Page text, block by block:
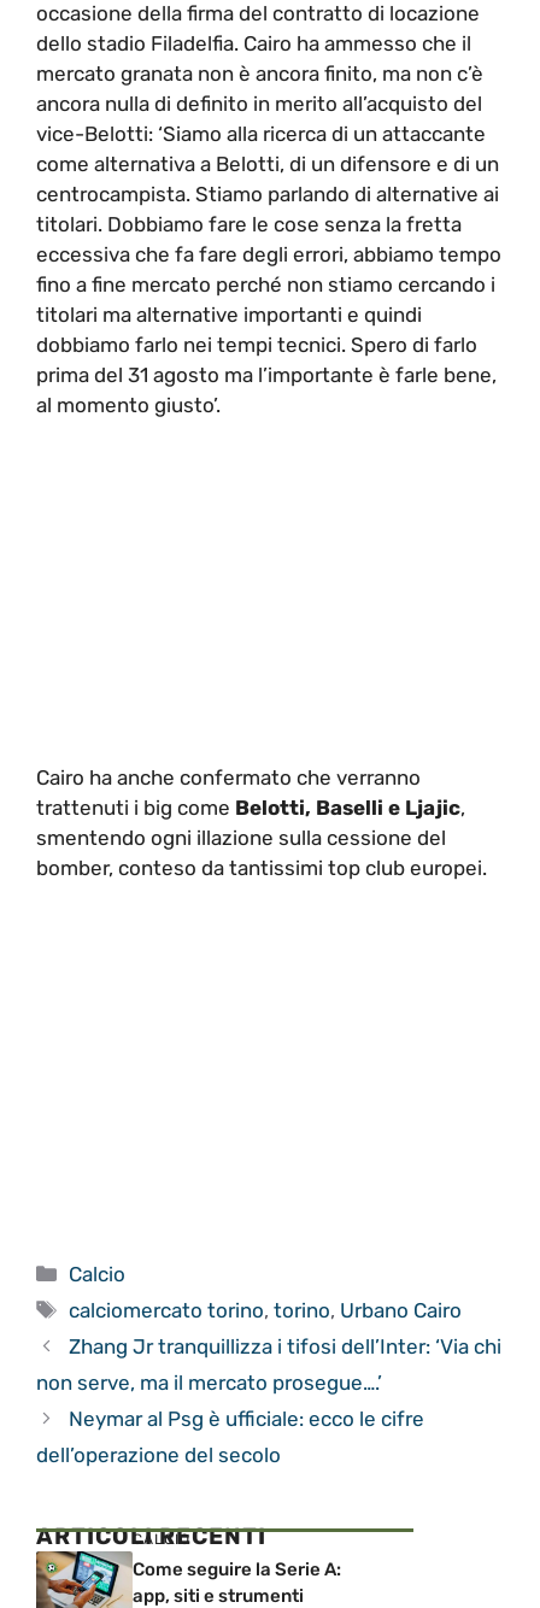
occasione della firma del contratto di locazione
dello stadio Filadelfia. Cairo ha ammesso che il
mercato granata non è ancora finito, ma non c’è
ancora nulla di definito in merito all’acquisto del
vice-Belotti: ‘Siamo alla ricerca di un attaccante
come alternativa a Belotti, di un difensore e di un
centrocampista. Stiamo parlando di alternative ai
titolari. Dobbiamo fare le cose senza la fretta
eccessiva che fa fare degli errori, abbiamo tempo
fino a fine mercato perché non stiamo cercando i
titolari ma alternative importanti e quindi
dobbiamo farlo nei tempi tecnici. Spero di farlo
prima del 31 agosto ma l’importante è farle bene,
al momento giusto’.
Cairo ha anche confermato che verranno
trattenuti i big come Belotti, Baselli e Ljajic,
smentendo ogni illazione sulla cessione del
bomber, conteso da tantissimi top club europei.
Categorie
Calcio
Tag
calciomercato torino,torino, Urbano Cairo
Zhang Jr tranquillizza i tifosi dell’Inter: ‘Via chi
non serve, ma il mercato prosegue….’
Neymar al Psg è ufficiale: ecco le cifre
dell’operazione del secolo
ARTICOLI RECENTI
CALCIO
Come seguire la Serie A:
app, siti e strumenti